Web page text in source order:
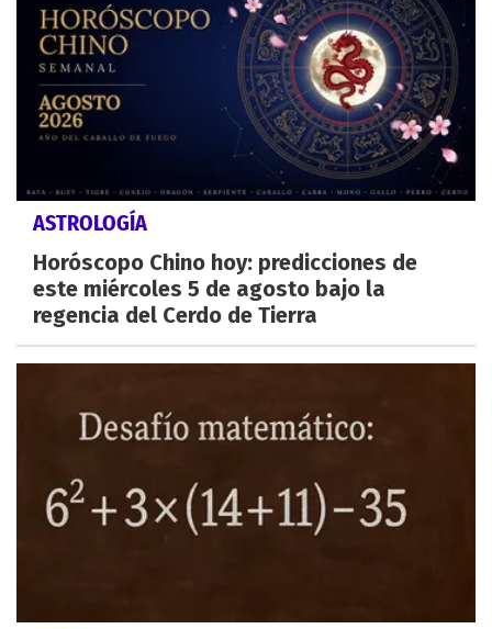
ASTROLOGÍA
Horóscopo Chino hoy: predicciones de
este miércoles 5 de agosto bajo la
regencia del Cerdo de Tierra